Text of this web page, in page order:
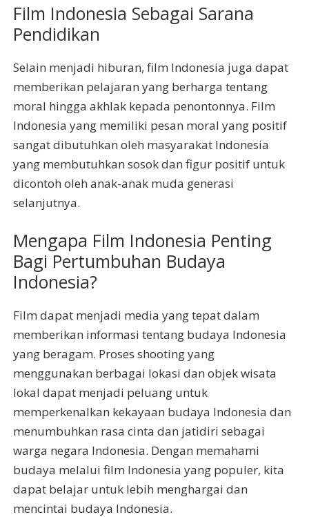
Film Indonesia Sebagai Sarana
Pendidikan
Selain menjadi hiburan, film Indonesia juga dapat
memberikan pelajaran yang berharga tentang
moral hingga akhlak kepada penontonnya. Film
Indonesia yang memiliki pesan moral yang positif
sangat dibutuhkan oleh masyarakat Indonesia
yang membutuhkan sosok dan figur positif untuk
dicontoh oleh anak-anak muda generasi
selanjutnya.
Mengapa Film Indonesia Penting
Bagi Pertumbuhan Budaya
Indonesia?
Film dapat menjadi media yang tepat dalam
memberikan informasi tentang budaya Indonesia
yang beragam. Proses shooting yang
menggunakan berbagai lokasi dan objek wisata
lokal dapat menjadi peluang untuk
memperkenalkan kekayaan budaya Indonesia dan
menumbuhkan rasa cinta dan jatidiri sebagai
warga negara Indonesia. Dengan memahami
budaya melalui film Indonesia yang populer, kita
dapat belajar untuk lebih menghargai dan
mencintai budaya Indonesia.